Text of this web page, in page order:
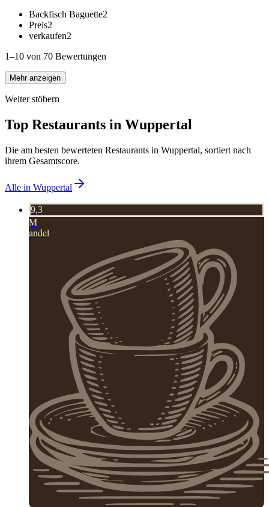
Backfisch Baguette2
Preis2
verkaufen2
1–10 von 70 Bewertungen
Mehr anzeigen
Weiter stöbern
Top Restaurants in Wuppertal
Die am besten bewerteten Restaurants in Wuppertal, sortiert nach
ihrem Gesamtscore.
Alle in Wuppertal
9,3
M
andel